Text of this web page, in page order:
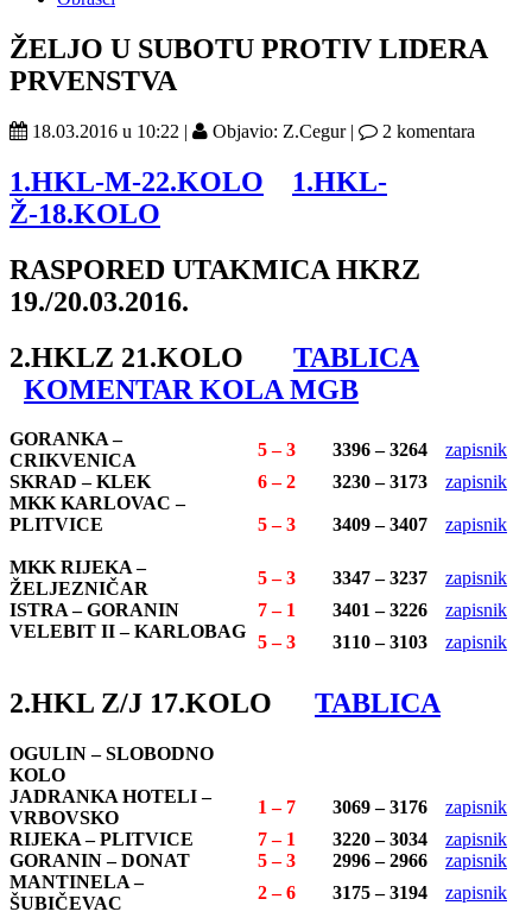
ŽELJO U SUBOTU PROTIV LIDERA
PRVENSTVA
18.03.2016 u 10:22 | Objavio: Z.Cegur | 2 komentara
1.HKL-M-22.KOLO
1.HKL-
Ž-18.KOLO
RASPORED UTAKMICA HKRZ
19./20.03.2016.
2.HKLZ 21.KOLO TABLICA
KOMENTAR KOLA MGB
GORANKA –
CRIKVENICA
5 – 3 3396 – 3264
zapisnik
SKRAD – KLEK
6 – 2 3230 – 3173
zapisnik
MKK KARLOVAC –
PLITVICE
5 – 3 3409 – 3407 zapisnik
MKK RIJEKA –
ŽELJEZNIČAR
5 – 3 3347 – 3237
zapisnik
ISTRA – GORANIN
7 – 1 3401 – 3226
zapisnik
VELEBIT II – KARLOBAG
5 – 3 3110 – 3103 zapisnik
2.HKL Z/J 17.KOLO TABLICA
OGULIN – SLOBODNO
KOLO
JADRANKA HOTELI –
VRBOVSKO
1 – 7 3069 – 3176
zapisnik
RIJEKA – PLITVICE
7 – 1 3220 – 3034
zapisnik
GORANIN – DONAT
5 – 3 2996 – 2966
zapisnik
MANTINELA –
ŠUBIČEVAC
2 – 6 3175 – 3194 zapisnik